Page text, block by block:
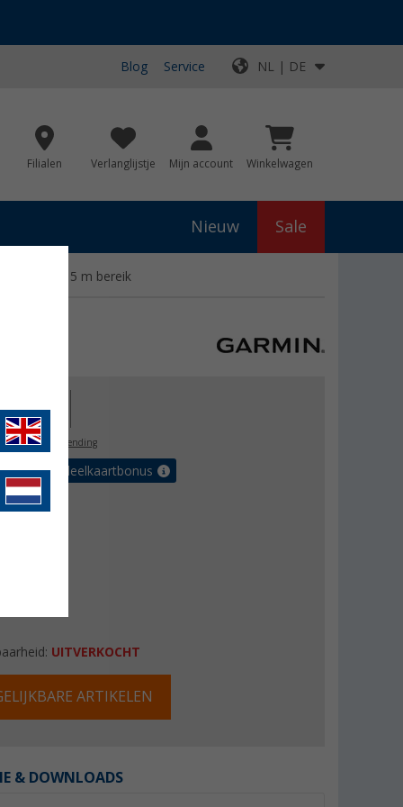
Blog Service NL | DE
Filialen Verlanglijstje Mijn account Winkelwagen
Nieuw Sale
15 m bereik
BTWgratis verzending
de voordeelkaartbonus
UITVERKOCHT
ARTIKELEN
& DOWNLOADS